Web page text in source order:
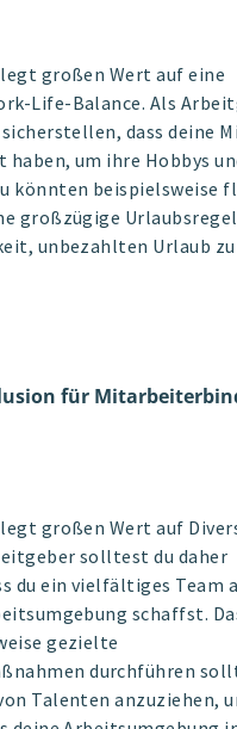
großen Wert auf eine
Life-Balance. Als
dass deine
haben, um ihre Hobbys
könnten beispielsweise
großzügige
unbezahlten Urlaub
für
großen Wert auf
solltest du daher
du ein vielfältiges Team
schaffst.
gezielte
durchführen
Talenten anzuziehen,